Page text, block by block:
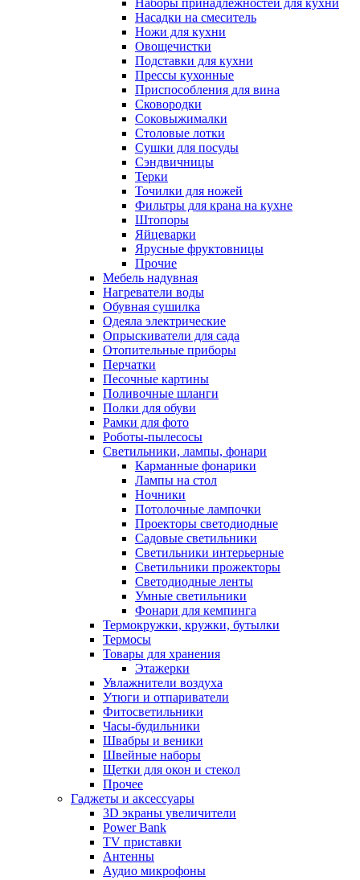
Наборы принадлежностей для кухни
Насадки на смеситель
Ножи для кухни
Овощечистки
Подставки для кухни
Прессы кухонные
Приспособления для вина
Сковородки
Соковыжималки
Столовые лотки
Сушки для посуды
Сэндвичницы
Терки
Точилки для ножей
Фильтры для крана на кухне
Штопоры
Яйцеварки
Ярусные фруктовницы
Прочие
Мебель надувная
Нагреватели воды
Обувная сушилка
Одеяла электрические
Опрыскиватели для сада
Отопительные приборы
Перчатки
Песочные картины
Поливочные шланги
Полки для обуви
Рамки для фото
Роботы-пылесосы
Светильники, лампы, фонари
Карманные фонарики
Лампы на стол
Ночники
Потолочные лампочки
Проекторы светодиодные
Садовые светильники
Светильники интерьерные
Светильники прожекторы
Светодиодные ленты
Умные светильники
Фонари для кемпинга
Термокружки, кружки, бутылки
Термосы
Товары для хранения
Этажерки
Увлажнители воздуха
Утюги и отпариватели
Фитосветильники
Часы-будильники
Швабры и веники
Швейные наборы
Щетки для окон и стекол
Прочее
Гаджеты и аксессуары
3D экраны увеличители
Power Bank
TV приставки
Антенны
Аудио микрофоны